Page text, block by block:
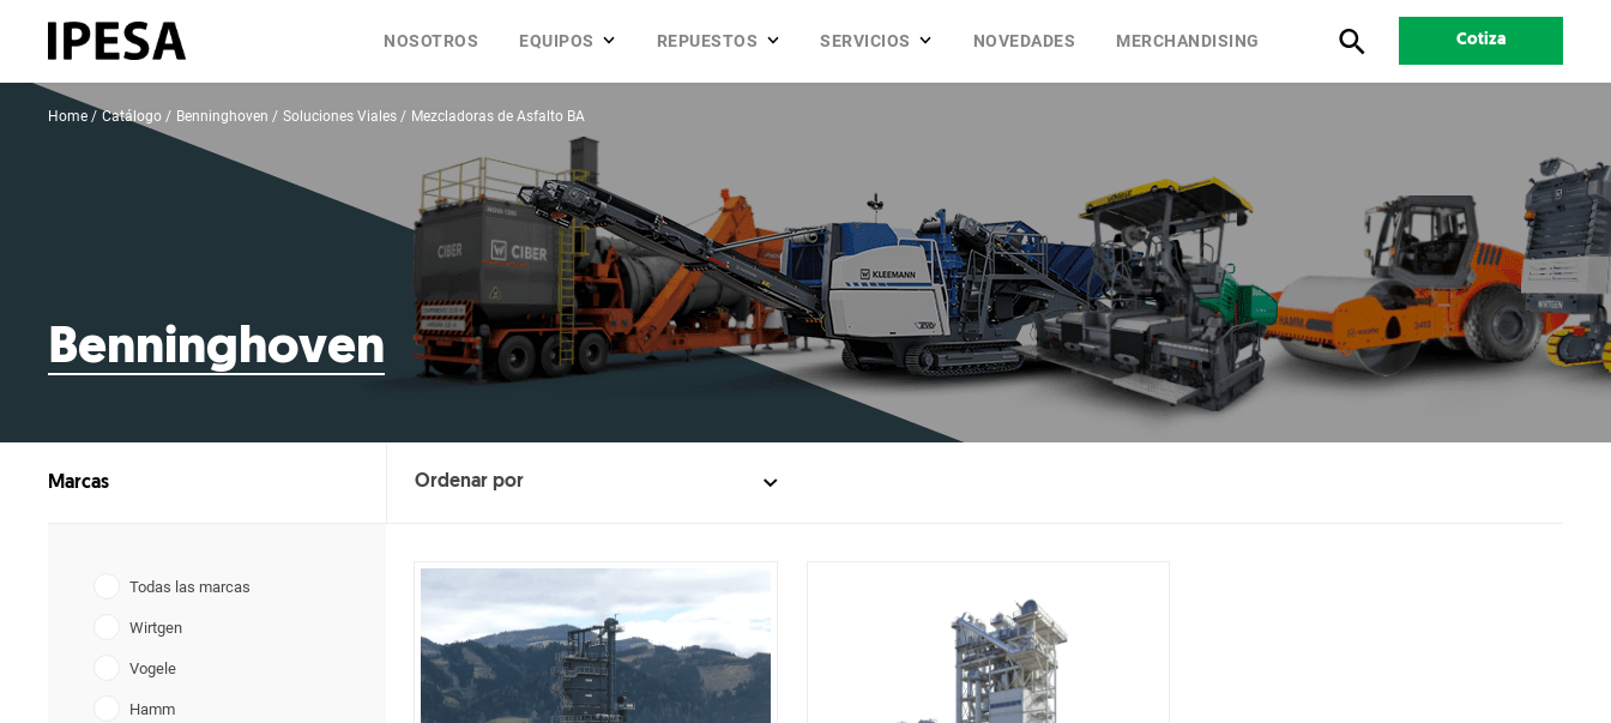
NOSOTROS EQUIPOS REPUESTOS SERVICIOS NOVEDADES MERCHANDISING Cotiza
Home Catálogo Benninghoven Soluciones Viales Mezcladoras de Asfalto BA
Benninghoven
Marcas
Todas las marcas
Wirtgen
Vogele
Hamm